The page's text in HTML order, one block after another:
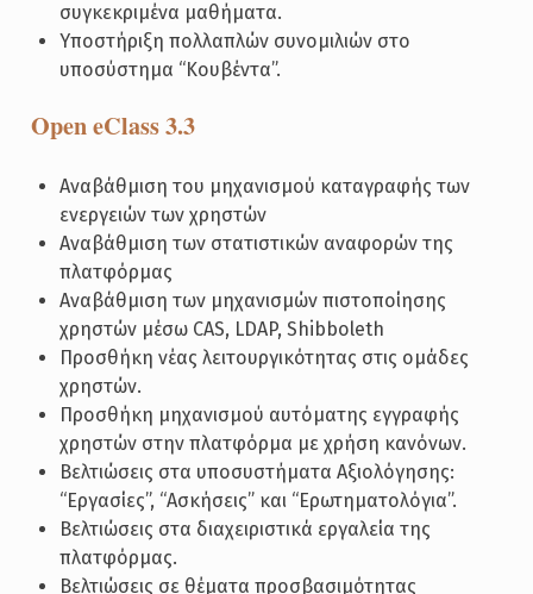
συγκεκριμένα μαθήματα.
Υποστήριξη πολλαπλών συνομιλιών στο
υποσύστημα “Κουβέντα”.
Open eClass 3.3
Αναβάθμιση του μηχανισμού καταγραφής των
ενεργειών των χρηστών
Αναβάθμιση των στατιστικών αναφορών της
πλατφόρμας
Αναβάθμιση των μηχανισμών πιστοποίησης
χρηστών μέσω CAS, LDAP, Shibboleth
Προσθήκη νέας λειτουργικότητας στις ομάδες
χρηστών.
Προσθήκη μηχανισμού αυτόματης εγγραφής
χρηστών στην πλατφόρμα με χρήση κανόνων.
Βελτιώσεις στα υποσυστήματα Αξιολόγησης:
“Εργασίες”, “Ασκήσεις” και “Ερωτηματολόγια”.
Βελτιώσεις στα διαχειριστικά εργαλεία της
πλατφόρμας.
Βελτιώσεις σε θέματα προσβασιμότητας